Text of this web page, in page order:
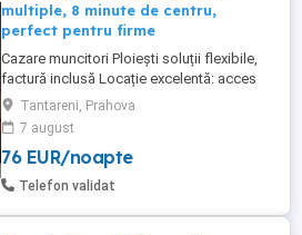
multiple, 8 minute de centru,
perfect pentru firme
Cazare muncitori Ploiești soluții flexibile,
factură inclusă Locație excelentă: acces
rapid către centre comerciale, rafinării și
zone industriale din Ploiești Apartament în
vilă capacitate mare 4 camere | până la 11
persoane 1 baie, bucătărie complet utilată
TV, balcon, grătar ...
Tantareni, Prahova
7 august
76 EUR/noapte
Telefon validat